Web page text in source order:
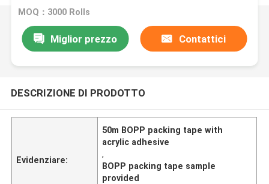
MOQ：3000 Rolls
Miglior prezzo Contattici
DESCRIZIONE DI PRODOTTO
Evidenziare:
50m BOPP packing tape with
acrylic adhesive
,
BOPP packing tape sample
provided